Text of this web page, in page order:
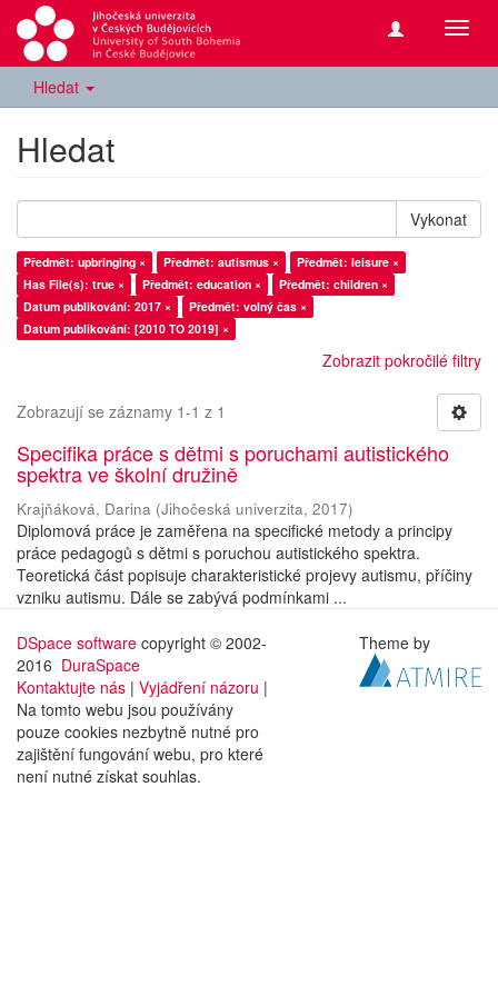
Hledat
Hledat
Vykonat
Předmět: upbringing × Předmět: autismus ×
Předmět: leisure ×
Has File(s): true ×
Předmět: education ×
Předmět: children ×
Datum publikování: 2017 ×
Předmět: volný čas ×
Datum publikování: [2010 TO 2019] ×
Zobrazit pokročilé filtry
Zobrazují se záznamy 1-1 z 1
Specifika práce s dětmi s poruchami autistického
spektra ve školní družině
Krajňáková, Darina (Jihočeská univerzita, 2017)
Diplomová práce je zaměřena na specifické metody a principy
práce pedagogů s dětmi s poruchou autistického spektra.
Teoretická část popisuje charakteristické projevy autismu, příčiny
vzniku autismu. Dále se zabývá podmínkami ...
DSpace software copyright © 2002-
2016 DuraSpace
Kontaktujte nás | Vyjádření názoru |
Na tomto webu jsou používány
pouze cookies nezbytně nutné pro
zajištění fungování webu, pro které
není nutné získat souhlas.
Theme by